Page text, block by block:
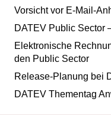
Vorsicht vor E-Mail-
DATEV Public Sector
Elektronische
den Public Sector
Release-Planung bei
DATEV Thementag